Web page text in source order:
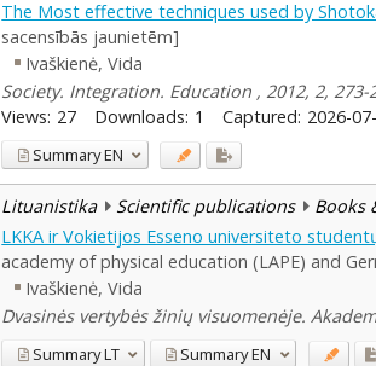
The Most effective techniques used by
sacensībās jaunietēm]
Ivaškienė, Vida
Society. Integration. Education , 2012, 2,
Views: 27 Downloads: 1 Captured: 2026-
SummaryEN
Lituanistika Scientific publications Books
LKKA ir Vokietijos Esseno universiteto
academy of physical education (LAPE) and
Ivaškienė, Vida
Dvasinės vertybės žinių visuomenėje.
SummaryLT SummaryEN